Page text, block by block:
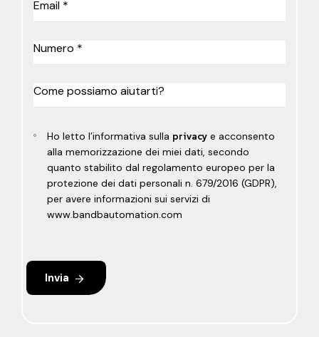
Ho letto l’informativa sulla privacye acconsento
alla memorizzazione dei miei dati, secondo
quanto stabilito dal regolamento europeo per la
protezione dei dati personali n. 679/2016 (GDPR),
per avere informazioni sui servizi di
www.bandbautomation.com
Invia